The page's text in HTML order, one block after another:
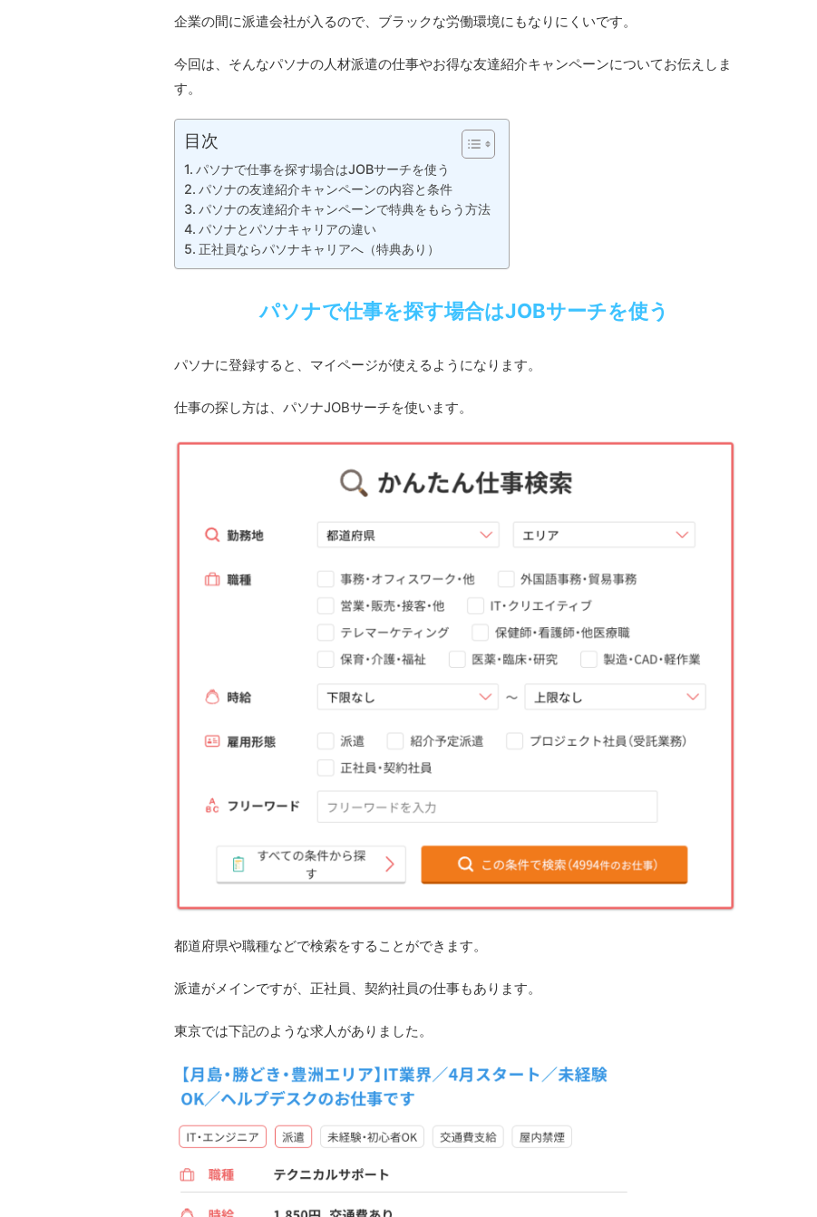
企業の間に派遣会社が入るので、ブラックな労働環境にもなりにくいです。
今回は、そんなパソナの人材派遣の仕事やお得な友達紹介キャンペーンについてお伝えしま
す。
目次
パソナで仕事を探す場合はJOBサーチを使う
パソナの友達紹介キャンペーンの内容と条件
パソナの友達紹介キャンペーンで特典をもらう方法
パソナとパソナキャリアの違い
正社員ならパソナキャリアへ（特典あり）
パソナで仕事を探す場合はJOBサーチを使う
パソナに登録すると、マイページが使えるようになります。
仕事の探し方は、パソナJOBサーチを使います。
都道府県や職種などで検索をすることができます。
派遣がメインですが、正社員、契約社員の仕事もあります。
東京では下記のような求人がありました。